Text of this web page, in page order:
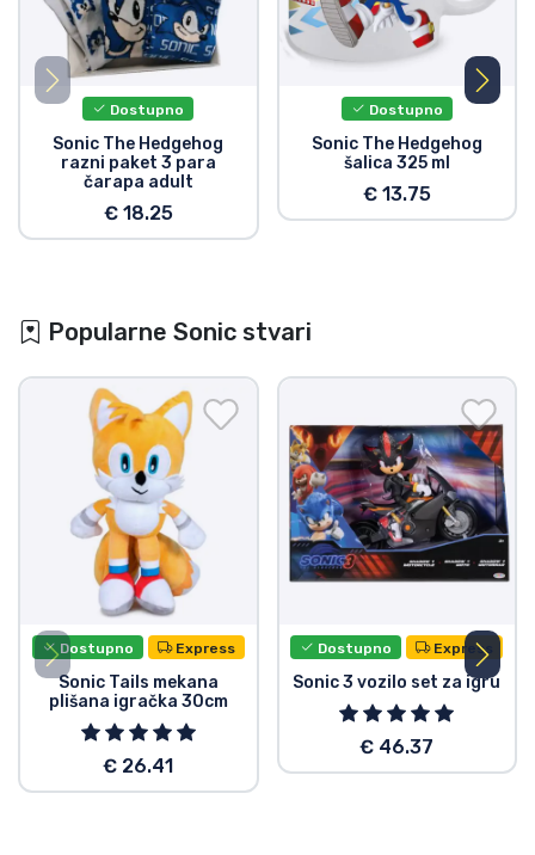
Dostupno
Sonic The Hedgehog
razni paket 3 para
čarapa adult
€ 18.25
Dostupno
Sonic The Hedgehog
šalica 325 ml
€ 13.75
Popularne Sonic stvari
Dostupno Express
Sonic Tails mekana
plišana igračka 30cm
€ 26.41
Dostupno Express
Sonic 3 vozilo set za igru
€ 46.37